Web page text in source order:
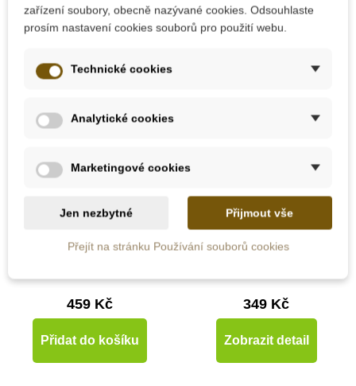
Praktický život
Hračky pro miminka
Hračky pro děti 1 rok
Novinka
puzzle míčky
459 Kč
Přidat do košíku
Novinka
Na dotaz
LUDI Chrastítka na
ruce a nohy, liška
349 Kč
Zobrazit detail
zařízení soubory, obecně nazývané cookies. Odsouhlaste
prosím nastavení cookies souborů pro použití webu.
Technické cookies
Analytické cookies
Marketingové cookies
Jen nezbytné Přijmout vše
Přejít na stránku Používání souborů cookies